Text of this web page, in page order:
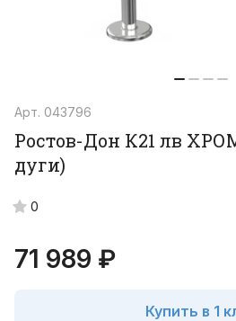
Арт. 043796
Ростов-Дон К21 лв
дуги)
0
71 989 ₽
Купить в 1